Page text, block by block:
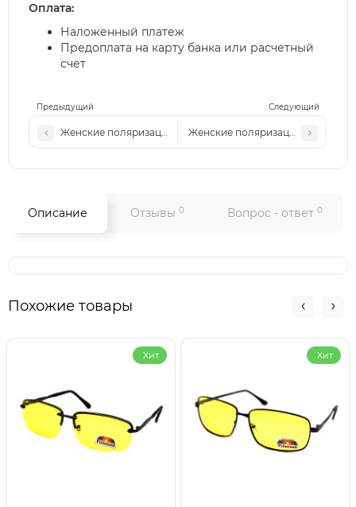
Предыдущий Следующий
Женские поляризационные солнцезащитные очки VR
Женские поляризационные
Оплата:
Наложенный платеж
Предоплата на карту банка или расчетный
счет
Описание Отзывы 0 Вопрос - ответ 0
Похожие товары
Хит Хит